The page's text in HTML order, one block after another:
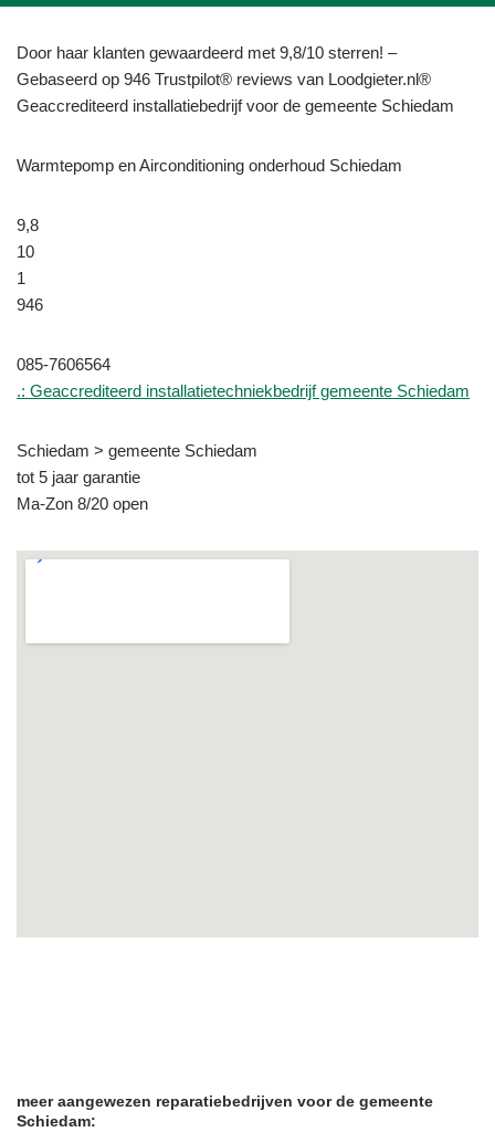
Door haar klanten gewaardeerd met 9,8/10 sterren! –
Gebaseerd op 946 Trustpilot® reviews van Loodgieter.nl®
Geaccrediteerd installatiebedrijf voor de gemeente Schiedam
Warmtepomp en Airconditioning onderhoud Schiedam
9,8
10
1
946
085-7606564
.: Geaccrediteerd installatietechniekbedrijf gemeente Schiedam
Schiedam > gemeente Schiedam
tot 5 jaar garantie
Ma-Zon 8/20 open
meer aangewezen reparatiebedrijven voor de gemeente
Schiedam: